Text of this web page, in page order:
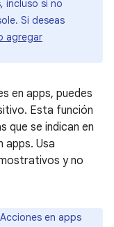
incluso si no
Si deseas
agregar
en apps, puedes
Esta función
que se indican en
apps. Usa
y no
en apps